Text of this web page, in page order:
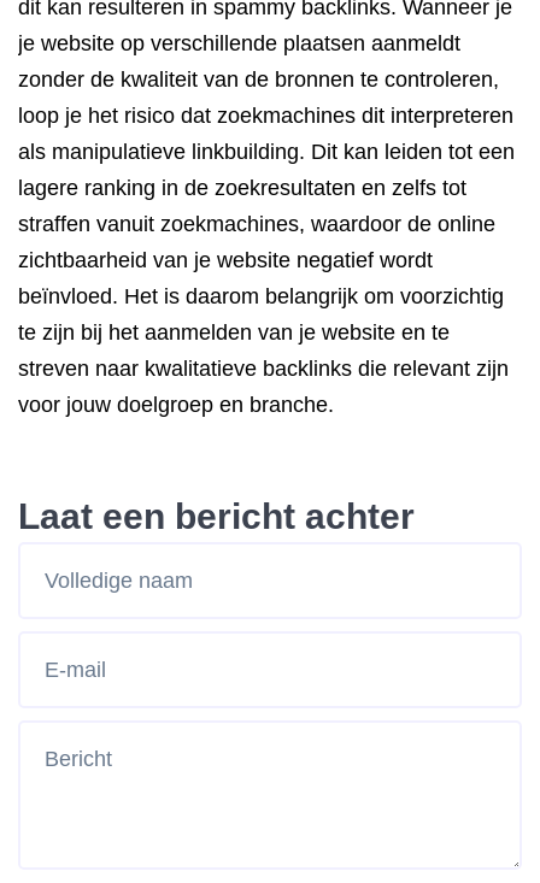
dit kan resulteren in spammy backlinks. Wanneer je
je website op verschillende plaatsen aanmeldt
zonder de kwaliteit van de bronnen te controleren,
loop je het risico dat zoekmachines dit interpreteren
als manipulatieve linkbuilding. Dit kan leiden tot een
lagere ranking in de zoekresultaten en zelfs tot
straffen vanuit zoekmachines, waardoor de online
zichtbaarheid van je website negatief wordt
beïnvloed. Het is daarom belangrijk om voorzichtig
te zijn bij het aanmelden van je website en te
streven naar kwalitatieve backlinks die relevant zijn
voor jouw doelgroep en branche.
Laat een bericht achter